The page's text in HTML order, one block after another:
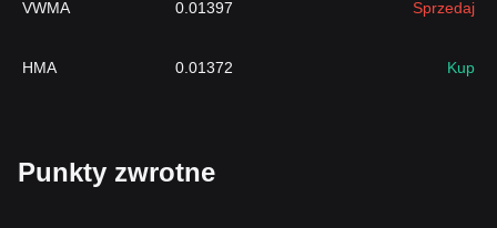
VWMA 0.01397 Sprzedaj
HMA 0.01372 Kup
Punkty zwrotne